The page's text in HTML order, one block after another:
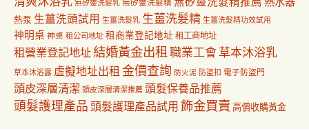
無矽靈洗髮乳 無矽靈洗髮精
熱泵 生薑洗頭試用 生薑洗髮乳 生薑洗髮精 生薑洗髮精功效試用
神明桌 神桌 租公司地址 租商業登記地址 租工商地址
租營業登記地址結婚黃金出租職業工會草本沐浴乳
草本沐浴露 虛擬地址出租 金價查詢 防火泥 防盜扣 電子防盜門
頭皮深層清潔 頭皮深層清潔推薦 頭髮保養品推薦
頭髮護理產品 頭髮護理產品試用 飾金買賣 高價收購黃金